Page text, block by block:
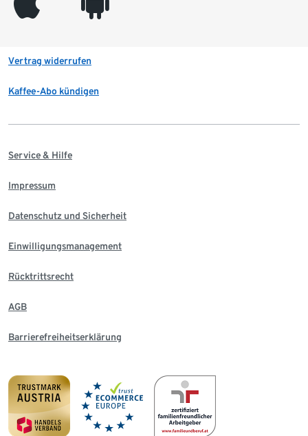
Vertrag widerrufen
Kaffee-Abo kündigen
Service & Hilfe
Impressum
Datenschutz und Sicherheit
Einwilligungsmanagement
Rücktrittsrecht
AGB
Barrierefreiheitserklärung